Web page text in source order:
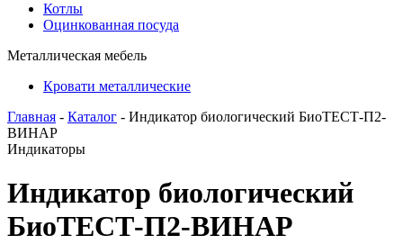
Котлы
Оцинкованная посуда
Металлическая мебель
Кровати металлические
Главная - Каталог - Индикатор биологический БиоТЕСТ-П2-
ВИНАР
Индикаторы
Индикатор биологический
БиоТЕСТ-П2-ВИНАР